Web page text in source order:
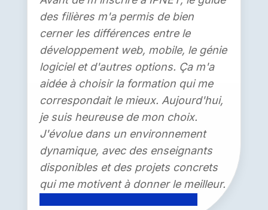
Avec Togocel, IPNET a formé de
jeunes élèves à la programmation
Python pour développer leur logique
et leur esprit créatif. Je crois que
même les plus jeunes peuvent coder
s'ils sont bien encadrés. À IPNET, la
pratique est au cœur de la
pédagogie. Ce genre de projet
montre que nous préparons la
jeunesse à maîtriser les outils
numériques du monde de demain.